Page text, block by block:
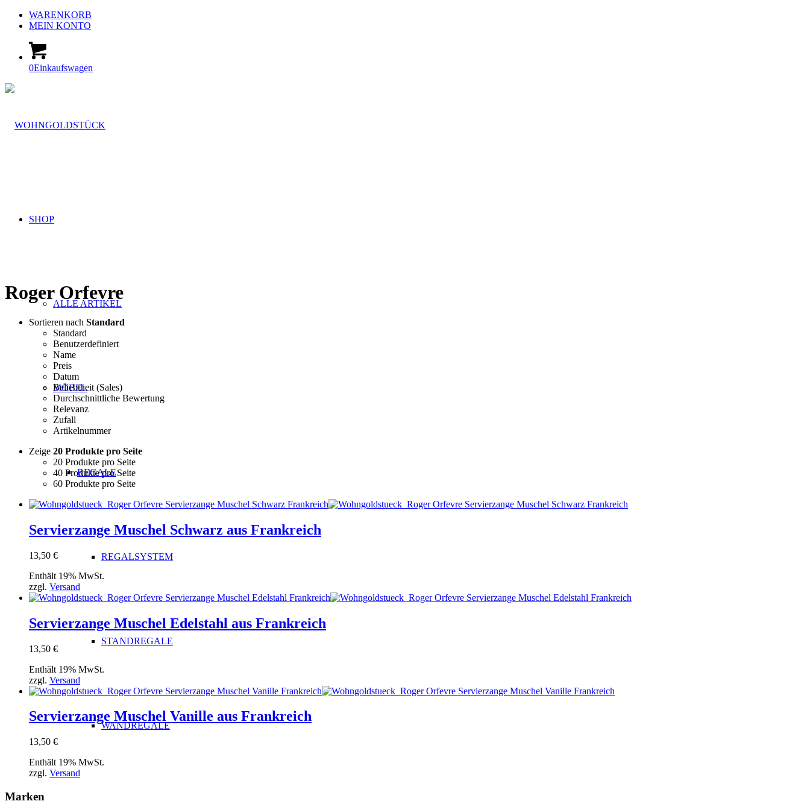
WARENKORB
MEIN KONTO
0Einkaufswagen
SHOP
ALLE ARTIKEL
MÖBEL
REGALE
REGALSYSTEM
STANDREGALE
WANDREGALE
Roger Orfevre
Sortieren nach Standard
Standard
Benutzerdefiniert
Name
Preis
Datum
Beliebtheit (Sales)
Durchschnittliche Bewertung
Relevanz
Zufall
Artikelnummer
Zeige 20 Produkte pro Seite
20 Produkte pro Seite
40 Produkte pro Seite
60 Produkte pro Seite
Servierzange Muschel Schwarz aus Frankreich
13,50 €
Enthält 19% MwSt.
zzgl. Versand
Servierzange Muschel Edelstahl aus Frankreich
13,50 €
Enthält 19% MwSt.
zzgl. Versand
Servierzange Muschel Vanille aus Frankreich
13,50 €
Enthält 19% MwSt.
zzgl. Versand
Marken